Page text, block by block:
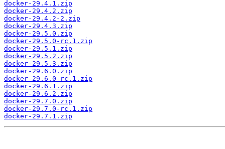
docker-29.4.1.zip
docker-29.4.2.zip
docker-29.4.2-2.zip
docker-29.4.3.zip
docker-29.5.0.zip
docker-29.5.0-rc.1.zip
docker-29.5.1.zip
docker-29.5.2.zip
docker-29.5.3.zip
docker-29.6.0.zip
docker-29.6.0-rc.1.zip
docker-29.6.1.zip
docker-29.6.2.zip
docker-29.7.0.zip
docker-29.7.0-rc.1.zip
docker-29.7.1.zip